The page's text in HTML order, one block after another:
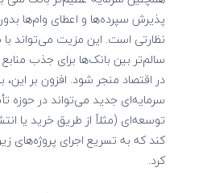
پذیرش سپرده‌ها و اعطای وام‌ها
نظارتی است. این مزیت می‌تواند
سالم‌تر بین بانک‌ها برای جذب
در اقتصاد منجر شود. افزون بر این،
سرمایه‌ای جدید می‌تواند در حوزه
توسعه‌ای (مثلاً از طریق خرید یا
کند که به تسریع اجرای پروژه‌های
کرد.